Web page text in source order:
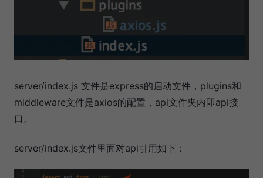
server/index.js 文件是express的启动文件，plugins和
middleware文件是axios的配置，api文件夹内即api接
口。
server/index.js文件里面对api引用如下：